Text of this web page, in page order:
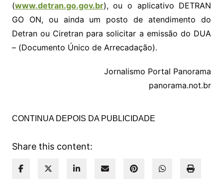
(www.detran.go.gov.br), ou o aplicativo DETRAN
GO ON, ou ainda um posto de atendimento do
Detran ou Ciretran para solicitar a emissão do DUA
– (Documento Único de Arrecadação).
Jornalismo Portal Panorama
panorama.not.br
CONTINUA DEPOIS DA PUBLICIDADE
Share this content: